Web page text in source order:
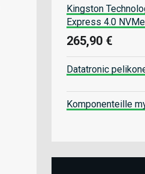
Kingston
Express 4.0
265,90 €
Datatronic
Komponenteille